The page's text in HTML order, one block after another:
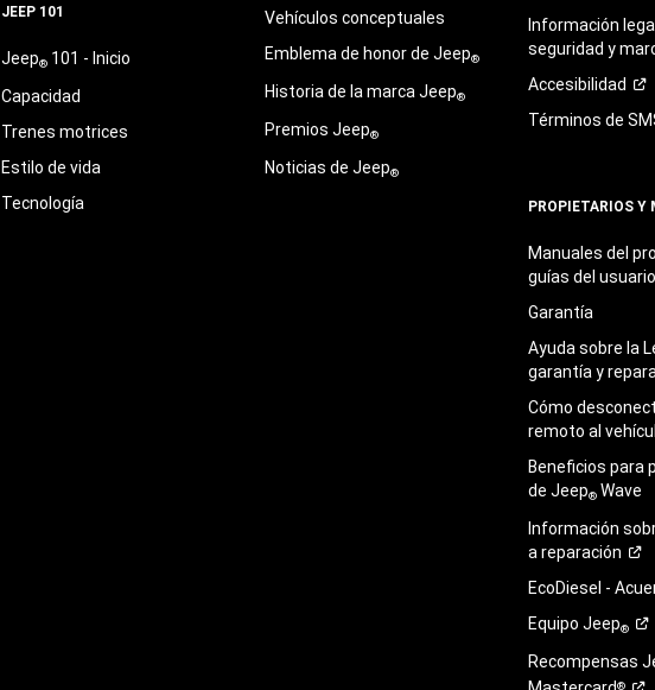
JEEP 101
Jeep®101 - Inicio
Capacidad
Trenes motrices
Estilo de vida
Tecnología
Vehículos conceptuales
Emblema de honor de Jeep®
Historia de la marca Jeep®
Premios Jeep®
Noticias de Jeep®
Información
seguridad y
Accesibilidad
Términos de
PROPIETARIOS Y
Manuales del
guías delusuario
Garantía
Ayuda sobre la
garantía y
Cómo
remoto al
Beneficios para
de Jeep® Wave
Información
areparación
EcoDiesel -
Equipo Jeep®
Recompensas
®